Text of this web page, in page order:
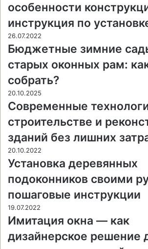
особенности
инструкция по
26.07.2022
Бюджетные зимние
старых оконных рам:
собрать?
20.10.2025
Современные
строительстве и
зданий без лишних
20.10.2022
Установка деревянных
подоконников своими
пошаговые инструкции
19.07.2022
Имитация окна — как
дизайнерское решение